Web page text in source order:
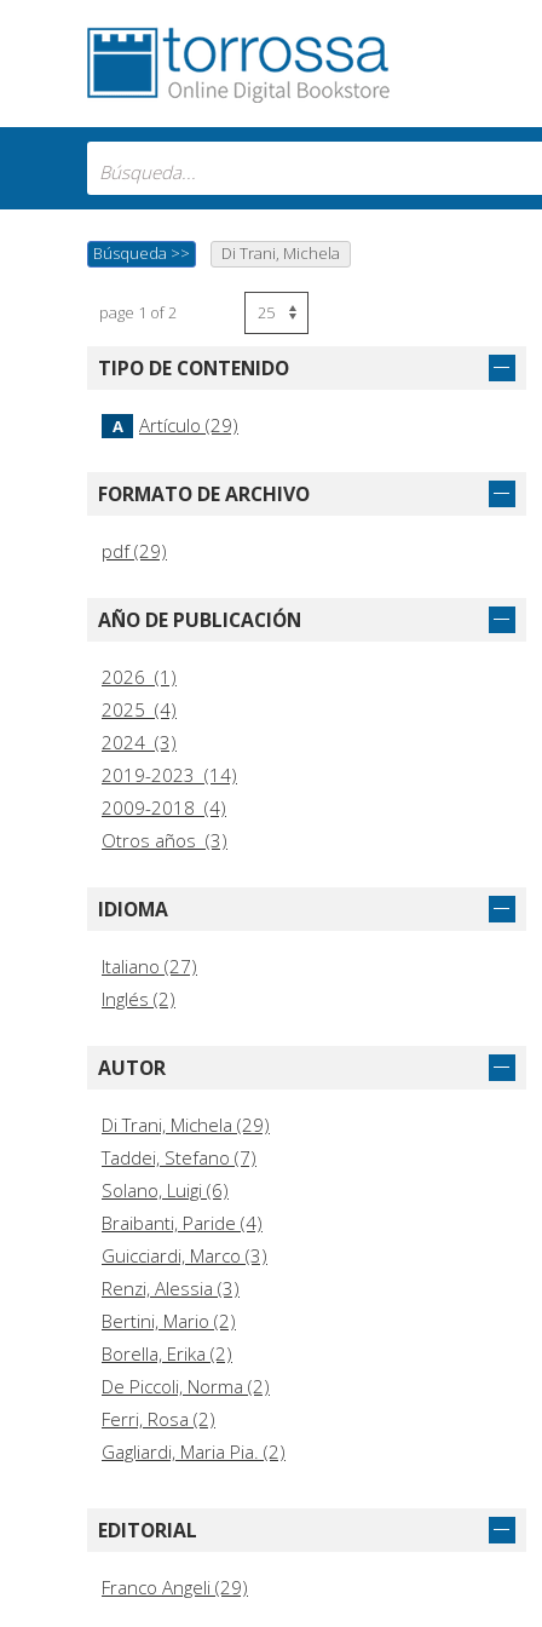
Búsqueda >> Di Trani, Michela
page 1 of 2
TIPO DE CONTENIDO
A Artículo (29)
FORMATO DE ARCHIVO
pdf (29)
AÑO DE PUBLICACIÓN
2026 (1)
2025 (4)
2024 (3)
2019-2023 (14)
2009-2018 (4)
Otros años (3)
IDIOMA
Italiano (27)
Inglés (2)
AUTOR
Di Trani, Michela (29)
Taddei, Stefano (7)
Solano, Luigi (6)
Braibanti, Paride (4)
Guicciardi, Marco (3)
Renzi, Alessia (3)
Bertini, Mario (2)
Borella, Erika (2)
De Piccoli, Norma (2)
Ferri, Rosa (2)
Gagliardi, Maria Pia. (2)
Taddei, Stefano, 1957- (2)
Ballarotto, Giulia (1)
EDITORIAL
Franco Angeli (29)